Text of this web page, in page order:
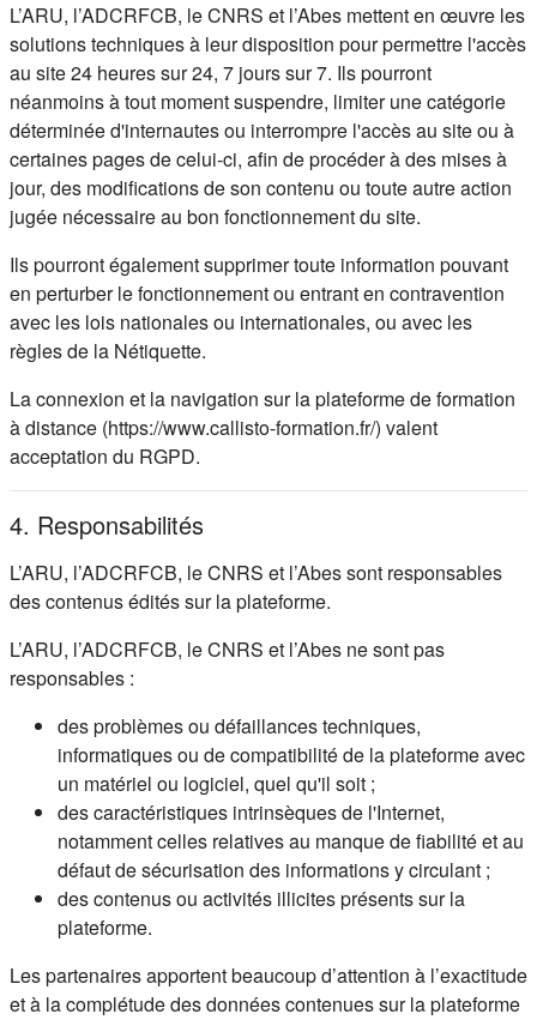
L’ARU, l’ADCRFCB, le CNRS et l’Abes mettent en œuvre les
solutions techniques à leur disposition pour permettre l'accès
au site 24 heures sur 24, 7 jours sur 7. Ils pourront
néanmoins à tout moment suspendre, limiter une catégorie
déterminée d'internautes ou interrompre l'accès au site ou à
certaines pages de celui-ci, afin de procéder à des mises à
jour, des modifications de son contenu ou toute autre action
jugée nécessaire au bon fonctionnement du site.
Ils pourront également supprimer toute information pouvant
en perturber le fonctionnement ou entrant en contravention
avec les lois nationales ou internationales, ou avec les
règles de la Nétiquette.
La connexion et la navigation sur la plateforme de formation
à distance (https://www.callisto-formation.fr/) valent
acceptation du RGPD.
4. Responsabilités
L’ARU, l’ADCRFCB, le CNRS et l’Abes sont responsables
des contenus édités sur la plateforme.
L’ARU, l’ADCRFCB, le CNRS et l’Abes ne sont pas
responsables :
des problèmes ou défaillances techniques,
informatiques ou de compatibilité de la plateforme avec
un matériel ou logiciel, quel qu'il soit ;
des caractéristiques intrinsèques de l'Internet,
notamment celles relatives au manque de fiabilité et au
défaut de sécurisation des informations y circulant ;
des contenus ou activités illicites présents sur la
plateforme.
Les partenaires apportent beaucoup d’attention à l’exactitude
et à la complétude des données contenues sur la plateforme